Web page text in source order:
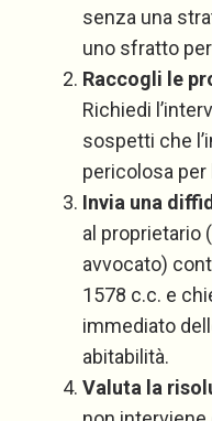
senza una
uno sfratto
Raccogli le
Richiedi
sospetti che
pericolosa per
Invia una
al proprietario
avvocato)
1578 c.c. e
immediato
abitabilità.
Valuta la